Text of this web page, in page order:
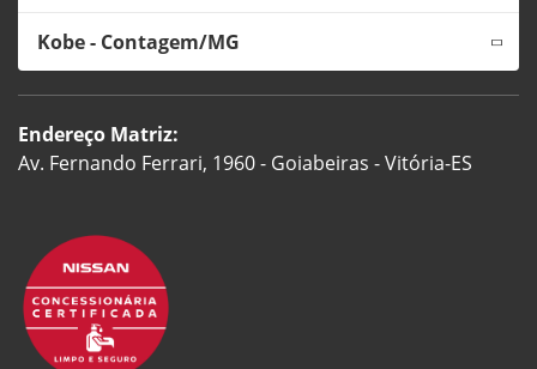
Kobe - Contagem/MG
Endereço Matriz:
Av. Fernando Ferrari, 1960 - Goiabeiras - Vitória-ES